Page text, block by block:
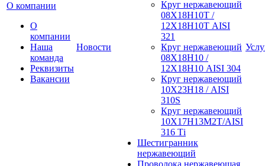
О компании
О
компании
Наша
команда
Реквизиты
Вакансии
Новости
Круг нержавеющий
08Х18Н10Т /
12Х18Н10Т AISI
321
Круг нержавеющий
08Х18Н10 /
12Х18Н10 AISI 304
Круг нержавеющий
10Х23Н18 / AISI
310S
Круг нержавеющий
10Х17Н13М2Т/AISI
316 Тi
Шестигранник
нержавеющий
Проволока нержавеющая